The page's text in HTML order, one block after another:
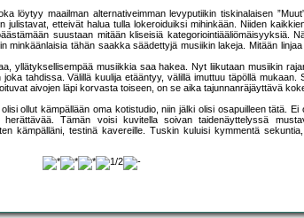
löytyy maailman alternativeimman levyputiikin tiskinalaisen
etteivät halua tulla lokeroiduiksi mihinkään. Niiden
suustaan mitään kliseisiä kategoriointiääliömäisyyksiä.
minkäänlaisia tähän saakka säädettyjä musiikin lakeja. Mitään
yllätyksellisempää musiikkia saa hakea. Nyt liikutaan musiikin
tahdissa. Välillä kuulija etääntyy, välillä imuttuu täpöllä mukaan.
aivojen läpi korvasta toiseen, on se aika tajunnanräjäyttävä
ollut kämpällään oma kotistudio, niin jälki olisi osapuilleen tätä.
herättävää. Tämän voisi kuvitella soivan taidenäyttelyssä
kämpälläni, testinä kavereille. Tuskin kuluisi kymmentä